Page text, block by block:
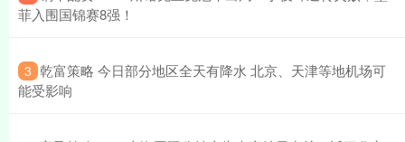
菲入围国锦赛8强！
3 ​乾富策略 今日部分地区全天有降水 北京、天津等地机场可
能受影响